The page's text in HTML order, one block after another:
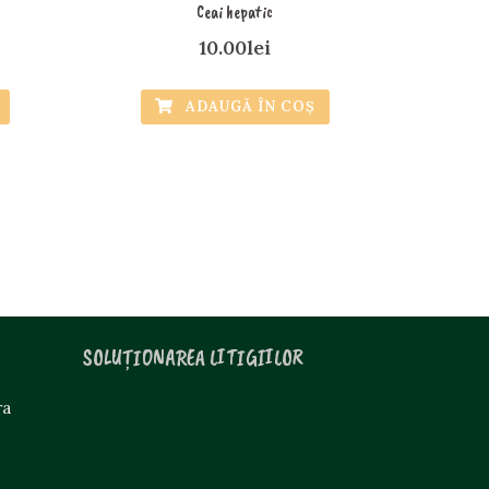
Ceai hepatic
10.00lei
ADAUGĂ ÎN COȘ
SOLUȚIONAREA LITIGIILOR